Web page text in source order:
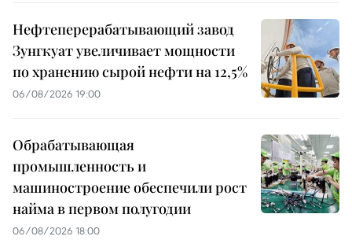
Нефтеперерабатывающий завод
Зунгкуат увеличивает мощности
по хранению сырой нефти на 12,5%
06/08/2026 19:00
Обрабатывающая
промышленность и
машиностроение обеспечили рост
найма в первом полугодии
06/08/2026 18:00